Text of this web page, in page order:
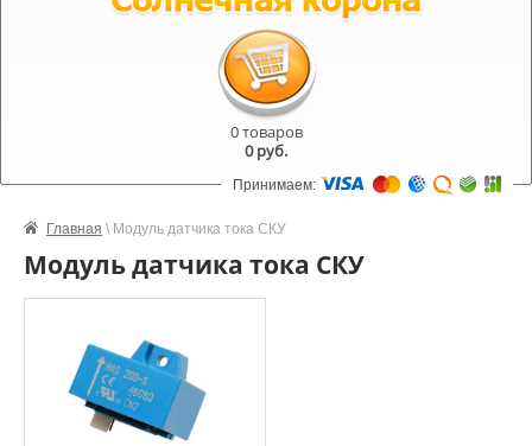
0 товаров
0руб.
Принимаем:
Главная \ Модуль датчика тока СКУ
Модуль датчика тока СКУ